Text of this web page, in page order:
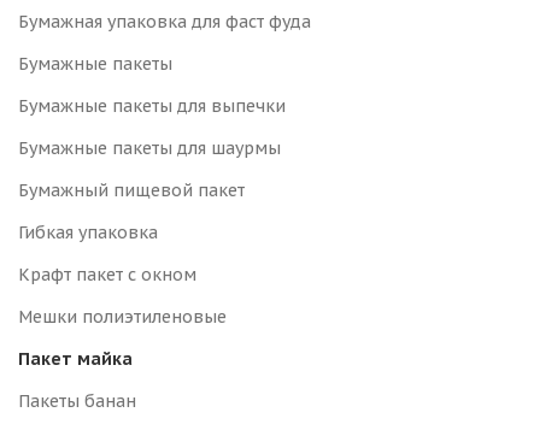
Бумажная упаковка для фаст фуда
Бумажные пакеты
Бумажные пакеты для выпечки
Бумажные пакеты для шаурмы
Бумажный пищевой пакет
Гибкая упаковка
Крафт пакет с окном
Мешки полиэтиленовые
Пакет майка
Пакеты банан